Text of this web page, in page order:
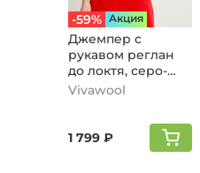
-59% Aкция
Джемпер с
рукавом реглан
до локтя, серо-
голубой
Vivawool
1 799 ₽